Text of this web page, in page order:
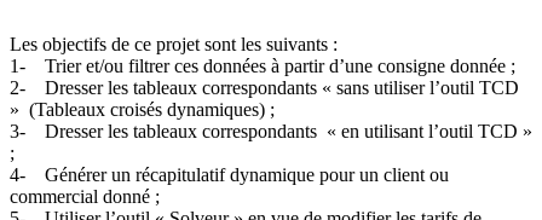
Les objectifs de ce projet sont les suivants :
1- Trier et/ou filtrer ces données à partir d’une consigne donnée ;
2- Dresser les tableaux correspondants « sans utiliser l’outil TCD
» (Tableaux croisés dynamiques) ;
3- Dresser les tableaux correspondants « en utilisant l’outil TCD »
;
4- Générer un récapitulatif dynamique pour un client ou
commercial donné ;